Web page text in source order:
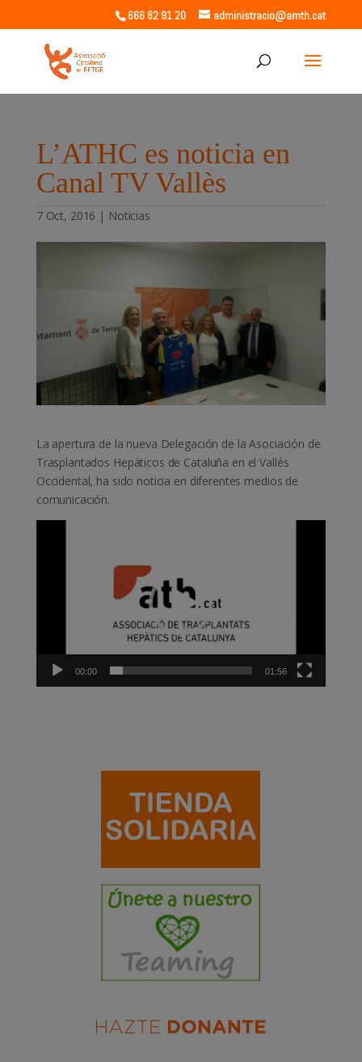
666 82 91 20 administracio@amth.cat
L’ATHC es noticia en
Canal TV Vallès
7 Oct, 2016 | Noticias
La apertura de la nueva Delegación de la Asociación de
Trasplantados Hepáticos de Cataluña en el Vallés
Occidental, ha sido noticia en diferentes medios de
comunicación.
00:00 01:56